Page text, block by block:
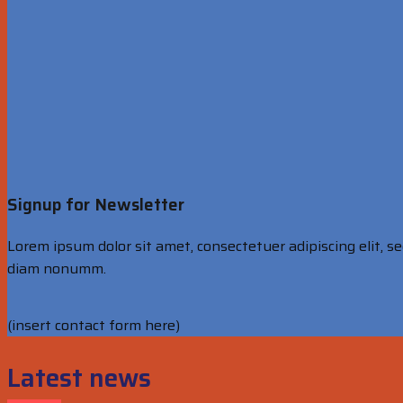
Signup for Newsletter
Lorem ipsum dolor sit amet, consectetuer adipiscing elit,
diam nonumm.
(insert contact form here)
Latest news